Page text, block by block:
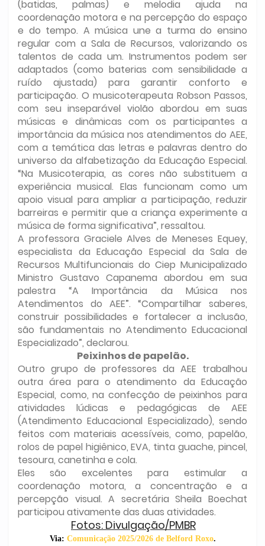
(batidas, palmas) e melodia ajuda na
coordenação motora e na percepção do espaço
e do tempo. A música une a turma do ensino
regular com a Sala de Recursos, valorizando os
talentos de cada um. Instrumentos podem ser
adaptados (como baterias com sensibilidade a
ruído ajustada) para garantir conforto e
participação. O musicoterapeuta Robson Passos,
com seu inseparável violão abordou em suas
músicas e dinâmicas com os participantes a
importância da música nos atendimentos do AEE,
com a temática das letras e palavras dentro do
universo da alfabetização da Educação Especial.
“Na Musicoterapia, as cores não substituem a
experiência musical. Elas funcionam como um
apoio visual para ampliar a participação, reduzir
barreiras e permitir que a criança experimente a
música de forma significativa”, ressaltou.
A professora Graciele Alves de Meneses Equey,
especialista da Educação Especial da Sala de
Recursos Multifuncionais do Ciep Municipalizado
Ministro Gustavo Capanema abordou em sua
palestra “A Importância da Música nos
Atendimentos do AEE”. “Compartilhar saberes,
construir possibilidades e fortalecer a inclusão,
são fundamentais no Atendimento Educacional
Especializado”, declarou.
Peixinhos de papelão.
Outro grupo de professores da AEE trabalhou
outra área para o atendimento da Educação
Especial, como, na confecção de peixinhos para
atividades lúdicas e pedagógicas de AEE
(Atendimento Educacional Especializado), sendo
feitos com materiais acessíveis, como, papelão,
rolos de papel higiênico, EVA, tinta guache, pincel,
tesoura, canetinha e cola.
Eles são excelentes para estimular a
coordenação motora, a concentração e a
percepção visual. A secretária Sheila Boechat
participou ativamente das duas atividades.
Fotos: Divulgação/PMBR
Via: Comunicação 2025/2026 de Belford Roxo.